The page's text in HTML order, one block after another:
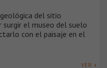
del sitio
el museo del suelo
con el paisaje en el
VER +